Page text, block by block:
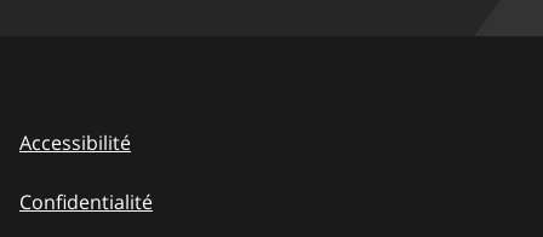
Accessibilité
Confidentialité